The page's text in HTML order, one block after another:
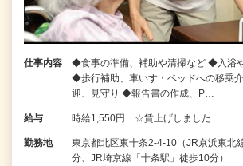
仕事内容
◆食事の準備、補助や清掃など ◆入浴
◆歩行補助、車いす・ベッドへの移乗
迎、見守り ◆報告書の作成、P…
給与 時給1,550円 ☆賃上げしました
勤務地
東京都北区東十条2-4-10（JR京浜東北
分、JR埼京線「十条駅」徒歩10分）